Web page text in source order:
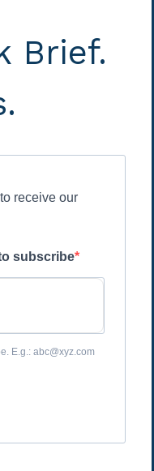
Brief.
receive our
subscribe
E.g.: abc@xyz.com